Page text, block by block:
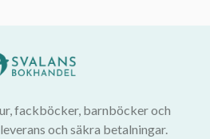
fackböcker, barnböcker och
och säkra betalningar.